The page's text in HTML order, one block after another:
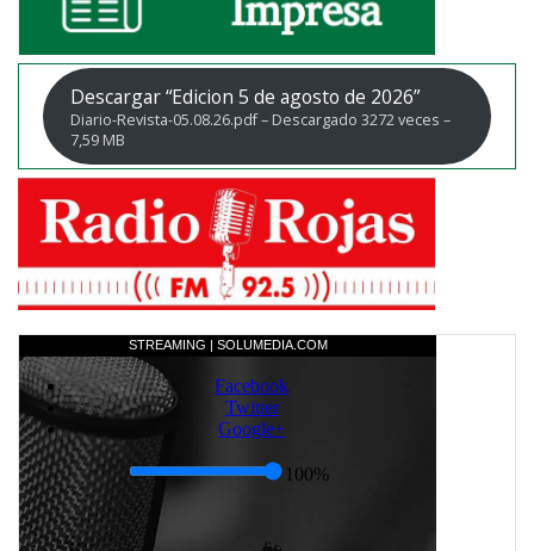
Descargar “Edicion 5 de agosto de 2026”
Diario-Revista-05.08.26.pdf – Descargado 3272 veces –
7,59 MB